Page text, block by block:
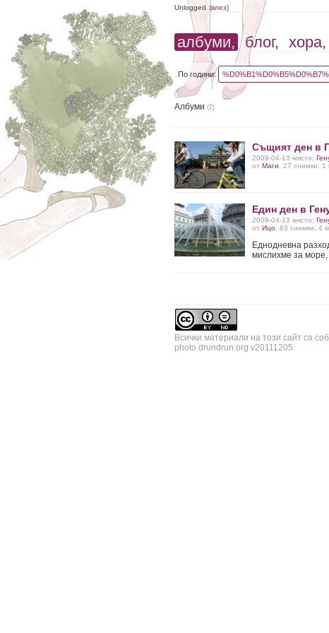
Unlogged (влез)
албуми, блог, хора,
По години:
Албуми (2)
Същият ден в
2009-04-13 място:
от Маги , 27 снимки,
Един ден в
2009-04-13 място:
от Ицо, 83 снимки, 4
Еднодневна
мислихме за море,
Всички материали на този сайт са
photo.drundrun.org v20111205